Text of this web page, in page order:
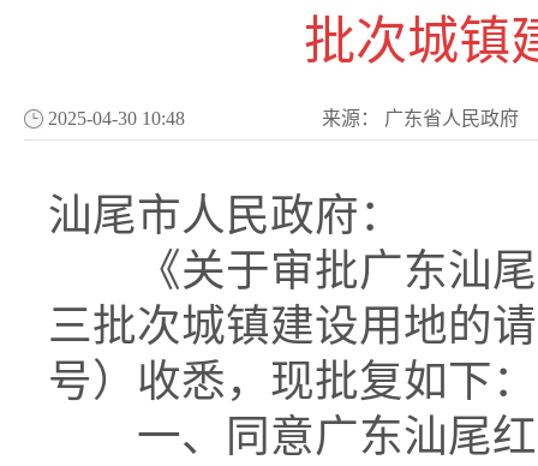
批次城镇
2025-04-30 10:48 来源： 广东省人民政府
汕尾市人民政府：
《关于审批广东汕尾
三批次城镇建设用地的
号）收悉，现批复如下：
一、同意广东汕尾红